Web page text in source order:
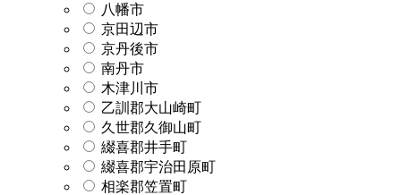
八幡市
京田辺市
京丹後市
南丹市
木津川市
乙訓郡大山崎町
久世郡久御山町
綴喜郡井手町
綴喜郡宇治田原町
相楽郡笠置町